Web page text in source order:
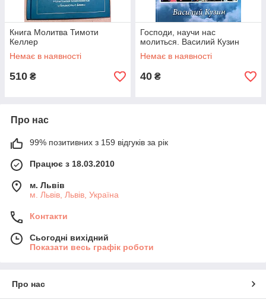
Книга Молитва Тимоти
Келлер
Немає в наявності
510 ₴
Господи, научи нас
молиться. Василий Кузин
Немає в наявності
40 ₴
Про нас
99% позитивних з 159 відгуків за рік
Працює з 18.03.2010
м. Львів
м. Львів, Львів, Україна
Контакти
Сьогодні вихідний
Показати весь графік роботи
Про нас